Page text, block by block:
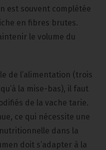
est souvent complétée
en fibres brutes.
le volume du
de l’alimentation (trois
la mise-bas), il faut
de la vache tarie.
ce qui nécessite une
dans la
doit s’adapter à la